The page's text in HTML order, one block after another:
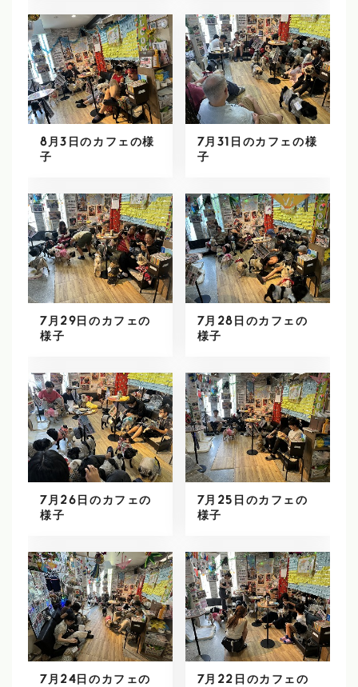
8月3日のカフェの様
子
7月31日のカフェの様
子
7月29日のカフェの
様子
7月28日のカフェの
様子
7月26日のカフェの
様子
7月25日のカフェの
様子
7月24日のカフェの
7月22日のカフェの